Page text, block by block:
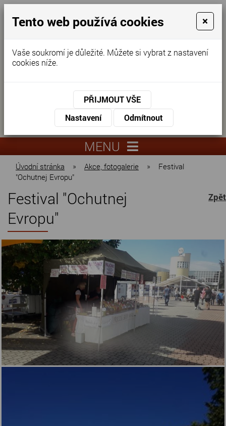
prohlídka
KONTAKTUJTE NÁS
KONTAKTUJTE NÁS
551
lysa.cz
MENU
Úvodní stránka » Akce, fotogalerie »
Festival
"Ochutnej Evropu"
Festival "Ochutnej
Evropu"
Zpět
Tento web používá cookies ×
Vaše soukromí je důležité. Můžete si vybrat z nastavení
cookies níže.
PŘIJMOUT VŠE
Nastavení
Odmítnout